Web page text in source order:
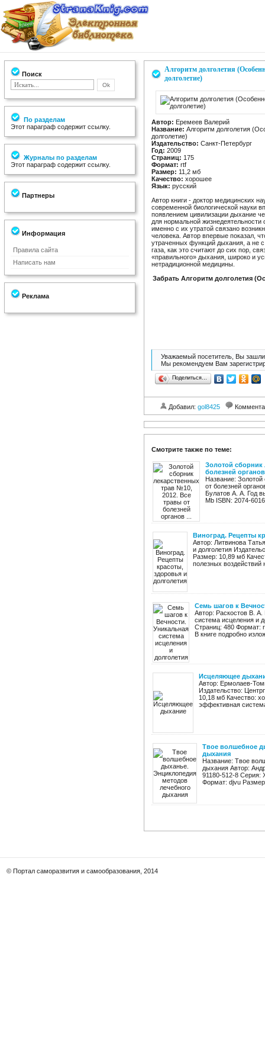
Поиск
По разделам
Этот параграф содержит ссылку.
Журналы по разделам
Этот параграф содержит ссылку.
Партнеры
Информация
Правила сайта
Написать нам
Реклама
Алгоритм долголетия
долголетие)
Автор: Еремеев Валерий
Название: Алгоритм долголетия
долголетие)
Издательство: Санкт-Петербург
Год: 2009
Страниц: 175
Формат: rtf
Размер: 11,2 мб
Качество: хорошее
Язык: русский
Автор книги - доктор медицинских
современной биологической науки
появлением цивилизации дыхание
для нормальной жизнедеятельности
именно с их утратой связано
человека. Автор впервые показал,
утраченных функций дыхания, а не
газа, как это считают до сих пор,
«правильного» дыхания, широко и
нетрадиционной медицины.
Забрать Алгоритм долголетия
Уважаемый посетитель, Вы зашли
Мы рекомендуем Вам
Поделиться…
Добавил: gol8425
Смотрите также по теме:
Золотой сборник
болезней
Название:
от болезней
Булатов А. А. Год
Mb ISBN: 2074-
Виноград. Рецепты
Автор: Литвинова
и долголетия
Размер: 10,89 мб
полезных воздействий
Семь шагов к
Автор: Раскостов В.
система исцеления и
Страниц: 480 Формат:
В книге подробно
Исцеляющее
Автор: Ермолаев-
Издательство:
10,18 мб Качество:
эффективная
Твое волшебное
дыхания
Название: Твое
дыхания Автор:
91180-512-8 Серия:
Формат: djvu
© Портал саморазвития и самообразования, 2014